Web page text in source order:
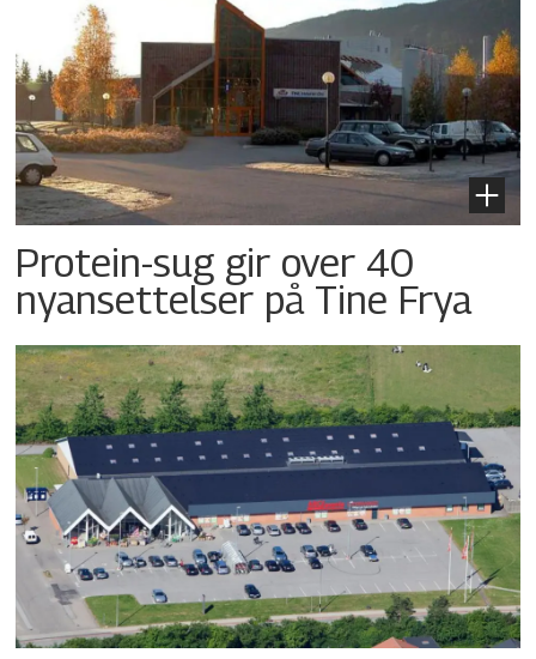
Protein-sug gir over 40
nyansettelser på Tine Frya